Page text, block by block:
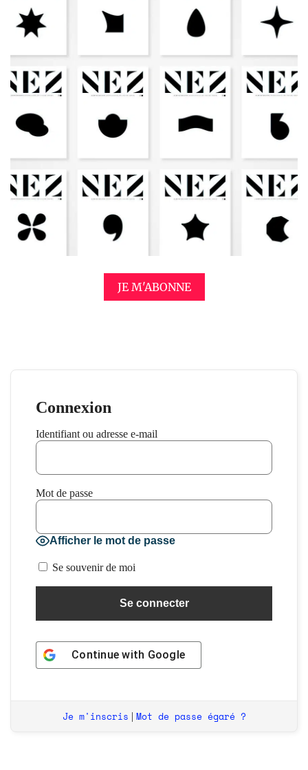
JE M'ABONNE
Connexion
Identifiant ou adresse e-mail
Mot de passe
Afficher le mot de passe
Se souvenir de moi
Continue with Google
Je m'inscris Mot de passe égaré ?